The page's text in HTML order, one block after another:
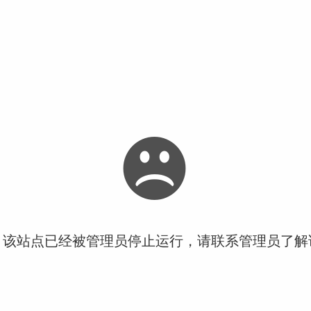
站点已经被管理员停止运行，请联系管理员了